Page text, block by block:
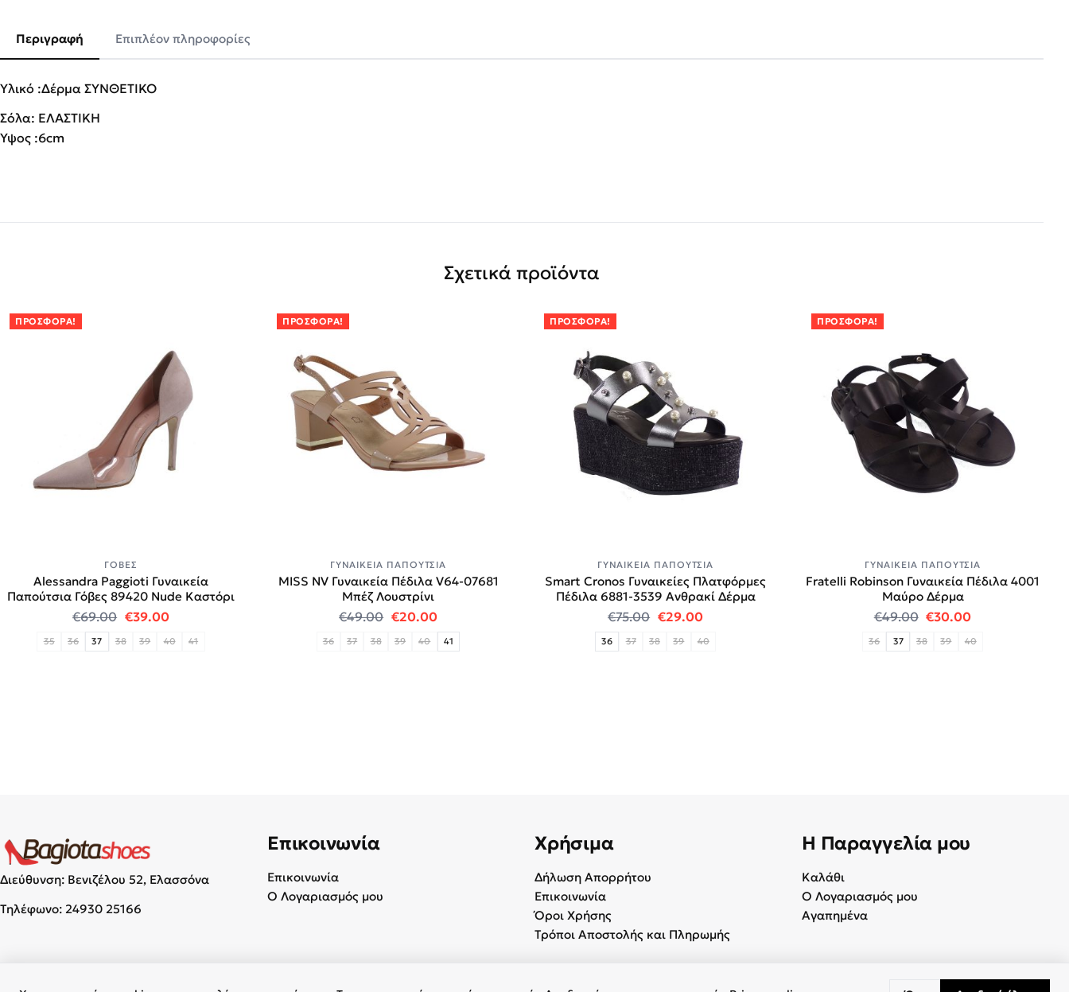
Περιγραφή Επιπλέον πληροφορίες
Υλικό :Δέρμα ΣΥΝΘΕΤΙΚΟ
Σόλα: ΕΛΑΣΤΙΚΗ
Ύψος :6cm
Σχετικά προϊόντα
ΠΡΟΣΦΟΡΆ!
ΓΌΒΕΣ
Alessandra Paggioti Γυναικεία
Παπούτσια Γόβες 89420 Νude Καστόρι
€69.00 Original price was: €69.00.
€39.00Η τρέχουσα τιμή είναι: €39.00.
35 36 37 38 39 40 41
ΠΡΟΣΦΟΡΆ!
ΓΥΝΑΙΚΕΊΑ ΠΑΠΟΎΤΣΙΑ
MISS NV Γυναικεία Πέδιλα V64-07681
Μπέζ Λουστρίνι
€49.00 Original price was: €49.00.
€20.00Η τρέχουσα τιμή είναι: €20.00.
36 37 38 39 40 41
ΠΡΟΣΦΟΡΆ!
ΓΥΝΑΙΚΕΊΑ ΠΑΠΟΎΤΣΙΑ
Smart Cronos Γυναικείες Πλατφόρμες
Πέδιλα 6881-3539 Ανθρακί Δέρμα
€75.00 Original price was: €75.00.
€29.00Η τρέχουσα τιμή είναι: €29.00.
36 37 38 39 40
ΠΡΟΣΦΟΡΆ!
ΓΥΝΑΙΚΕΊΑ ΠΑΠΟΎΤΣΙΑ
Fratelli Robinson Γυναικεία Πέδιλα 4001
Μαύρο Δέρμα
€49.00 Original price was:
€30.00Η τρέχουσα
36 37 38 39 40
Διεύθυνση: Βενιζέλου 52, Ελασσόνα
Τηλέφωνο: 24930 25166
Επικοινωνία
Επικοινωνία
Ο Λογαριασμός μου
Χρήσιμα
Δήλωση Απορρήτου
Επικοινωνία
Όροι Χρήσης
Τρόποι Αποστολής και Πληρωμής
Η Παραγγελία μου
Καλάθι
Ο Λογαριασμός μου
Αγαπημένα